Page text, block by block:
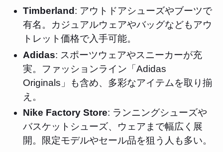
Timberland: アウトドアシューズやブーツで
有名。カジュアルウェアやバッグなどもアウ
トレット価格で入手可能。
Adidas: スポーツウェアやスニーカーが充
実。ファッションライン「Adidas
Originals」も含め、多彩なアイテムを取り揃
え。
Nike Factory Store: ランニングシューズや
バスケットシューズ、ウェアまで幅広く展
開。限定モデルやセール品を狙う人も多い。